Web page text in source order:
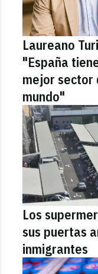
Laureano
"España
mejor sector
mundo"
Los
sus puertas
inmigrantes